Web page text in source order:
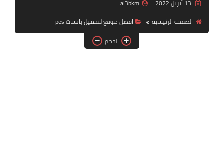
al3bkm
الصفحة الرئيسية
افضل موقع لتحميل باتشات pes
الحجم